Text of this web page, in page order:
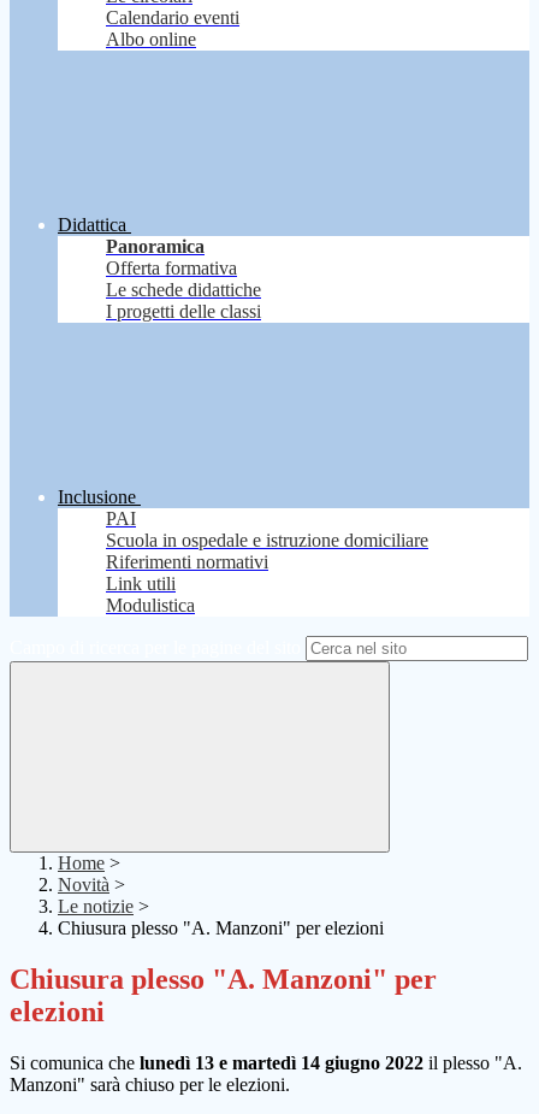
Calendario eventi
Albo online
Didattica
Panoramica
Offerta formativa
Le schede didattiche
I progetti delle classi
Inclusione
PAI
Scuola in ospedale e istruzione domiciliare
Riferimenti normativi
Link utili
Modulistica
Home >
Novità >
Le notizie >
Chiusura plesso "A. Manzoni" per elezioni
Chiusura plesso "A. Manzoni" per
elezioni
Si comunica che lunedì 13 e martedì 14 giugno 2022 il plesso "A.
Manzoni" sarà chiuso per le elezioni.